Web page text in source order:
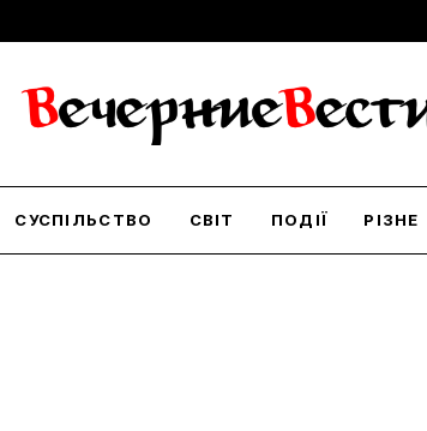
СУСПІЛЬСТВО СВІТ ПОДІЇ РІЗНЕ